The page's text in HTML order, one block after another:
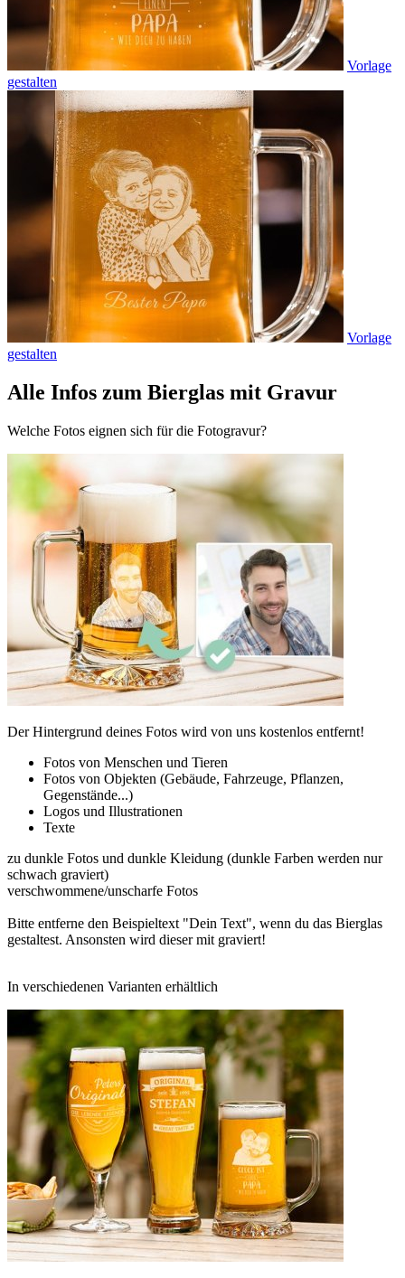
Vorlage
gestalten
Vorlage
gestalten
Alle Infos zum Bierglas mit Gravur
Welche Fotos eignen sich für die Fotogravur?
Der Hintergrund deines Fotos wird von uns kostenlos entfernt!
Fotos von Menschen und Tieren
Fotos von Objekten (Gebäude, Fahrzeuge, Pflanzen,
Gegenstände...)
Logos und Illustrationen
Texte
zu dunkle Fotos und dunkle Kleidung (dunkle Farben werden nur
schwach graviert)
verschwommene/unscharfe Fotos
Bitte entferne den Beispieltext "Dein Text", wenn du das Bierglas
gestaltest. Ansonsten wird dieser mit graviert!
In verschiedenen Varianten erhältlich